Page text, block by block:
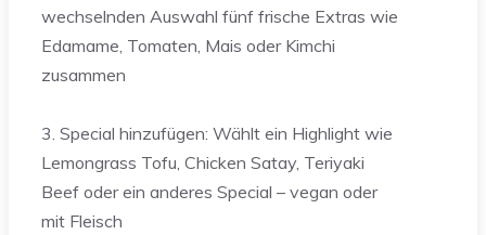
wechselnden Auswahl fünf frische Extras wie
Edamame, Tomaten, Mais oder Kimchi
zusammen
3. Special hinzufügen: Wählt ein Highlight wie
Lemongrass Tofu, Chicken Satay, Teriyaki
Beef oder ein anderes Special – vegan oder
mit Fleisch